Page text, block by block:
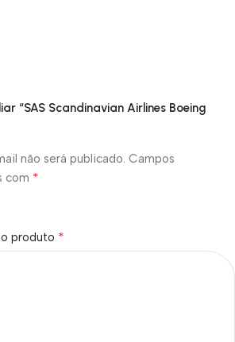
“SAS Scandinavian Airlines Boeing
não será publicado. Campos
com *
produto *